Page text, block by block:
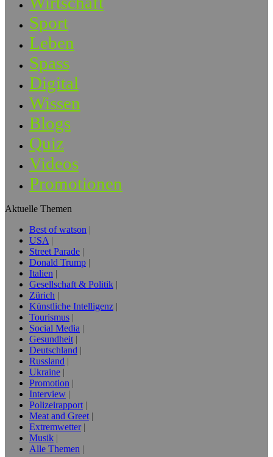
Sport
Leben
Spass
Digital
Wissen
Blogs
Quiz
Videos
Promotionen
Aktuelle Themen
Best of watson
USA
Street Parade
Donald Trump
Italien
Gesellschaft & Politik
Zürich
Künstliche Intelligenz
Tourismus
Social Media
Gesundheit
Deutschland
Russland
Ukraine
Promotion
Interview
Polizeirapport
Meat and Greet
Extremwetter
Musik
Alle Themen